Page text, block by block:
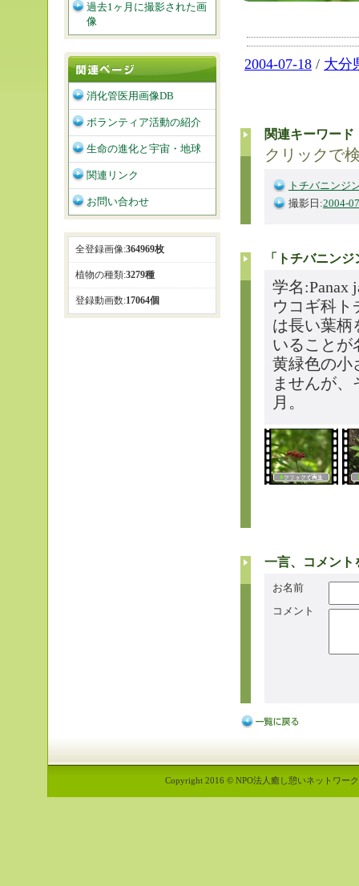
2004-07-18 / 大分
関連キーワード
クリックで
トチバニンジ
撮影日:2004-
「トチバニン
学名:Panax
ウコギ科ト
は長い葉柄
いることが
黄緑色の小
ませんが
月。
一言、コメント
お名前
コメント
過去1ヶ月に撮影された画
像
消化管医用画像DB
ボランティア活動の紹介
生命の進化と宇宙・地球
関連リンク
お問い合わせ
全登録画像:364969枚
植物の種類:3279種
登録動画数:17064個
Copyright 2016 © NPO法人癒し憩いネットワー